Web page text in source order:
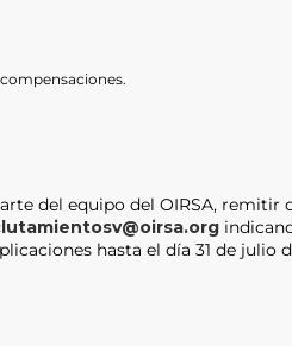
del equipo del OIRSA,
hasta el día 31 de julio